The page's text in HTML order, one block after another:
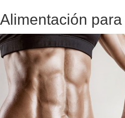
Alimentación